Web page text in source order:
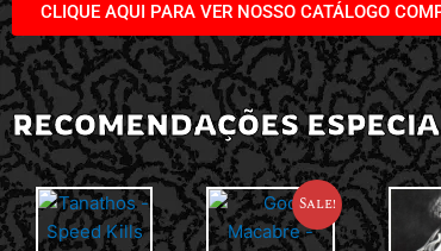
CLIQUE AQUI PARA VER NOSSO CATÁLOGO
RECOMENDAÇÕES
Sale!